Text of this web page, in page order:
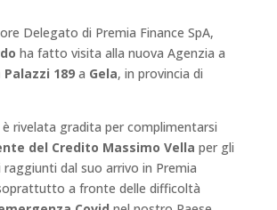
Delegato di Premia Finance SpA,
ha fatto visita alla nuova Agenzia a
Palazzi 189a Gela, in provincia di
è rivelata gradita per complimentarsi
del Credito Massimo Vella per gli
dal suo arrivo in Premia
a fronte delle difficoltà